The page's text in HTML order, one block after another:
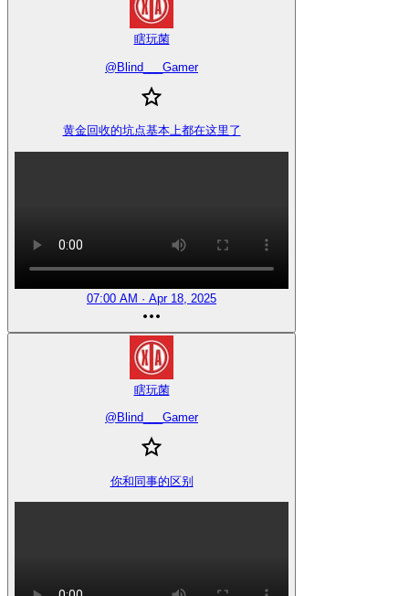
瞎玩菌
@ Blind___Gamer
黄金回收的坑点基本上都在这里了
07:00 AM · Apr 18, 2025
瞎玩菌
@ Blind___Gamer
你和同事的区别